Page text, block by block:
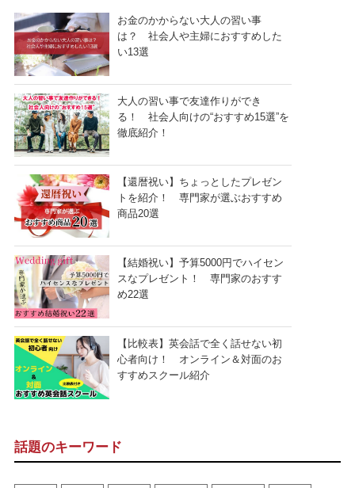
お金のかからない大人の習い事
は？ 社会人や主婦におすすめした
い13選
大人の習い事で友達作りができ
る！ 社会人向けの“おすすめ15選”を
徹底紹介！
【還暦祝い】ちょっとしたプレゼン
トを紹介！ 専門家が選ぶおすすめ
商品20選
【結婚祝い】予算5000円でハイセン
スなプレゼント！ 専門家のおすす
め22選
【比較表】英会話で全く話せない初
心者向け！ オンライン＆対面のお
すすめスクール紹介
話題のキーワード